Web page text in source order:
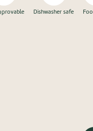
Dishwasher safe